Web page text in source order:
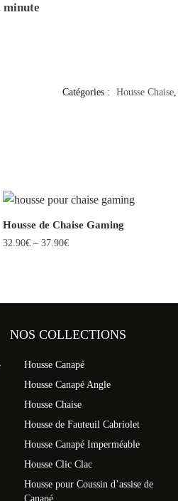
minute
Catégories : Housse Chaise,
Housse de Chaise Gaming
32.90€ – 37.90€
NOS COLLECTIONS
Housse Canapé
Housse Canapé Angle
Housse Chaise
Housse de Fauteuil Cabriolet
Housse Canapé Imperméable
Housse Clic Clac
Housse pour Coussin d’assise de
Canapé